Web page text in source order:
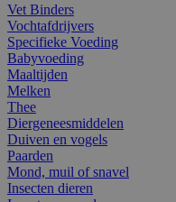
Vet Binders
Vochtafdrijvers
Specifieke Voeding
Babyvoeding
Maaltijden
Melken
Thee
Diergeneesmiddelen
Duiven en vogels
Paarden
Mond, muil of snavel
Insecten dieren